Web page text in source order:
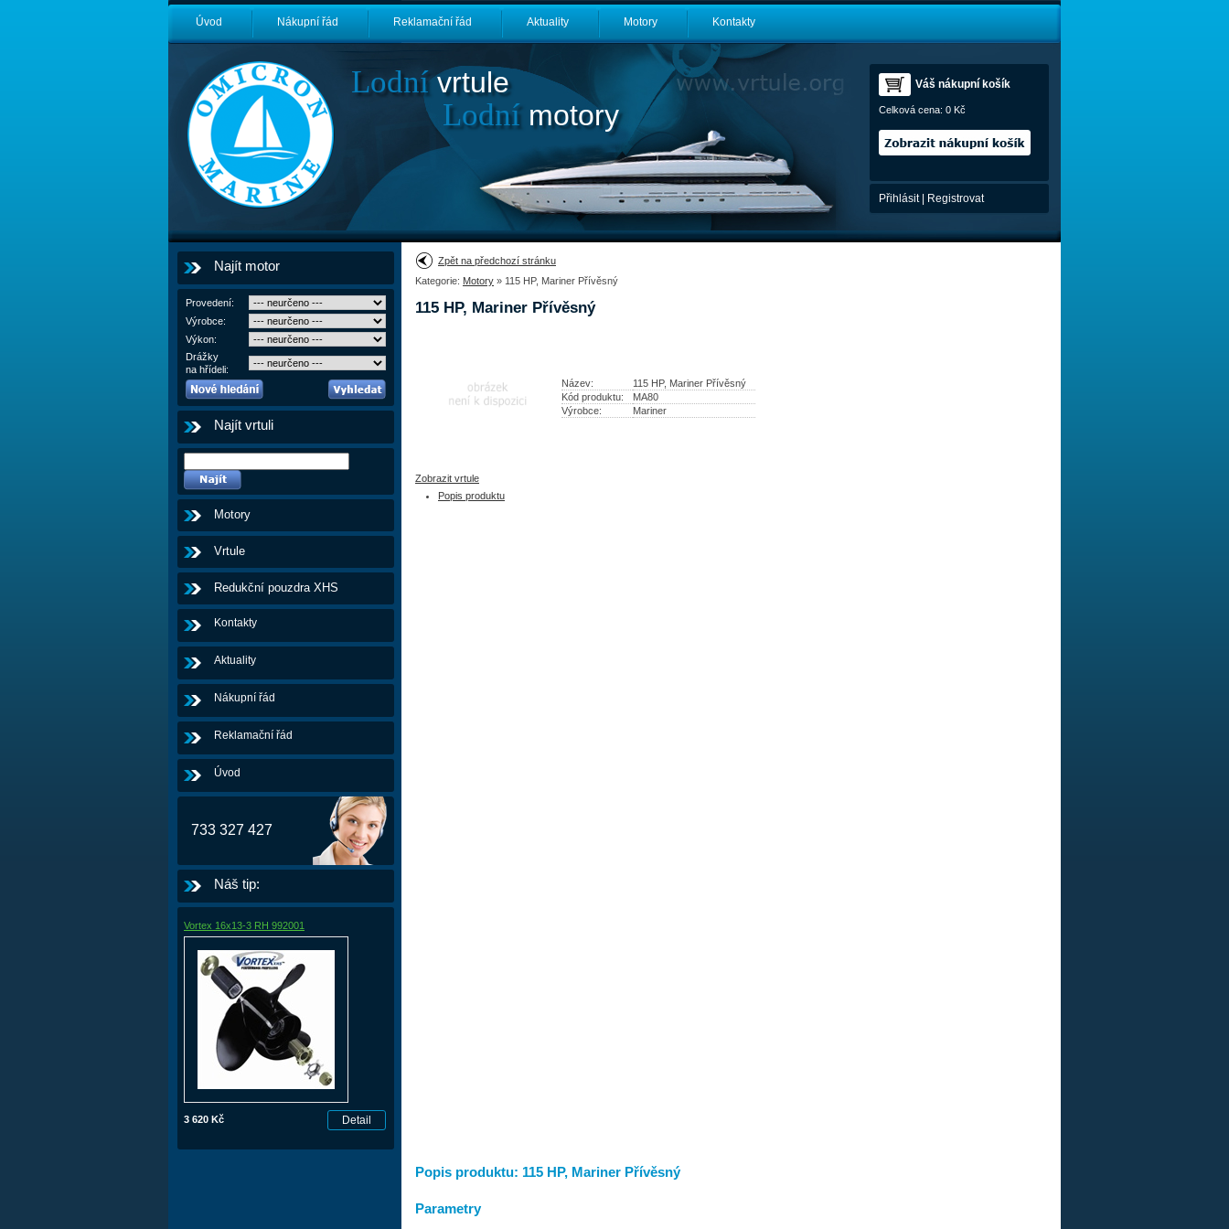
Úvod Nákupní řád Reklamační řád Aktuality Motory Kontakty
Lodnívrtule
Lodnímotory
Váš nákupní košík
Celková cena: 0 Kč
Přihlásit| Registrovat
Najít motor
Provedení:
Výrobce:
Výkon:
Drážky
na hřídeli:
Najít vrtuli
Motory
Vrtule
Redukční pouzdra XHS
Kontakty
Aktuality
Nákupní řád
Reklamační řád
Úvod
733 327 427
Náš tip:
Vortex 16x13-3 RH 992001
3 620 Kč
Zpět na předchozí stránku
Kategorie: Motory » 115 HP, Mariner Přívěsný
115 HP, Mariner Přívěsný
Název:
115 HP, Mariner Přívěsný
Kód produktu:
MA80
Výrobce:
Mariner
Zobrazit vrtule
Popis produktu
Popis produktu: 115 HP, Mariner Přívěsný
Parametry